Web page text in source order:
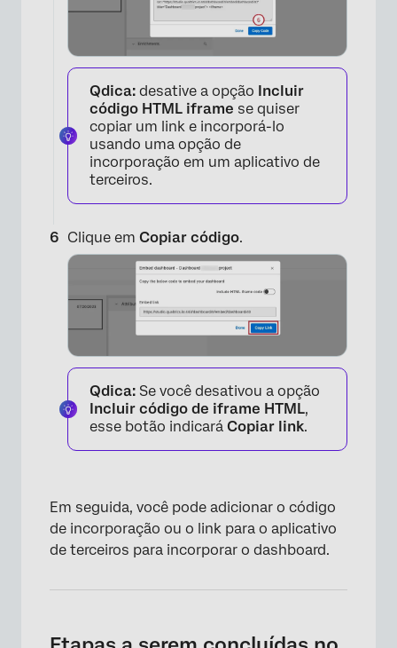
×
Qdica: desative a opção Incluir
código HTML iframe se quiser
copiar um link e incorporá-lo
usando uma opção de
incorporação em um aplicativo de
terceiros.
Clique em Copiar código.
Qdica: Se você desativou a opção
Incluir código de iframe HTML,
esse botão indicará Copiar link.
Em seguida, você pode adicionar o código
de incorporação ou o link para o aplicativo
de terceiros para incorporar o dashboard.